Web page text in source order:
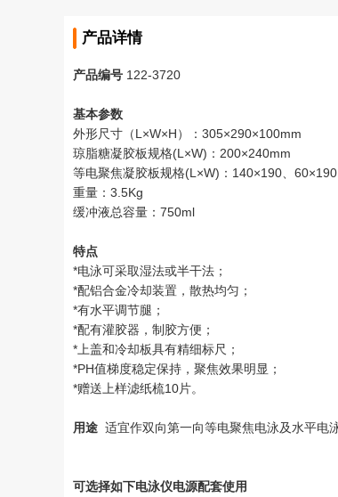
产品详情
产品编号 122-3720
基本参数
外形尺寸（L×W×H）：305×290×100mm
琼脂糖凝胶板规格(L×W)：200×240mm
等电聚焦凝胶板规格(L×W)：140×190、
重量：3.5Kg
缓冲液总容量：750ml
特点
*电泳可采取湿法或半干法；
*配铝合金冷却装置，散热均匀；
*有水平调节腿；
*配有灌胶器，制胶方便；
*上盖和冷却板具有精细标尺；
*PH值梯度稳定保持，聚焦效果明显；
*赠送上样滤纸梳10片。
用途 适宜作双向第一向等电聚焦电泳及水平电
可选择如下电泳仪电源配套使用